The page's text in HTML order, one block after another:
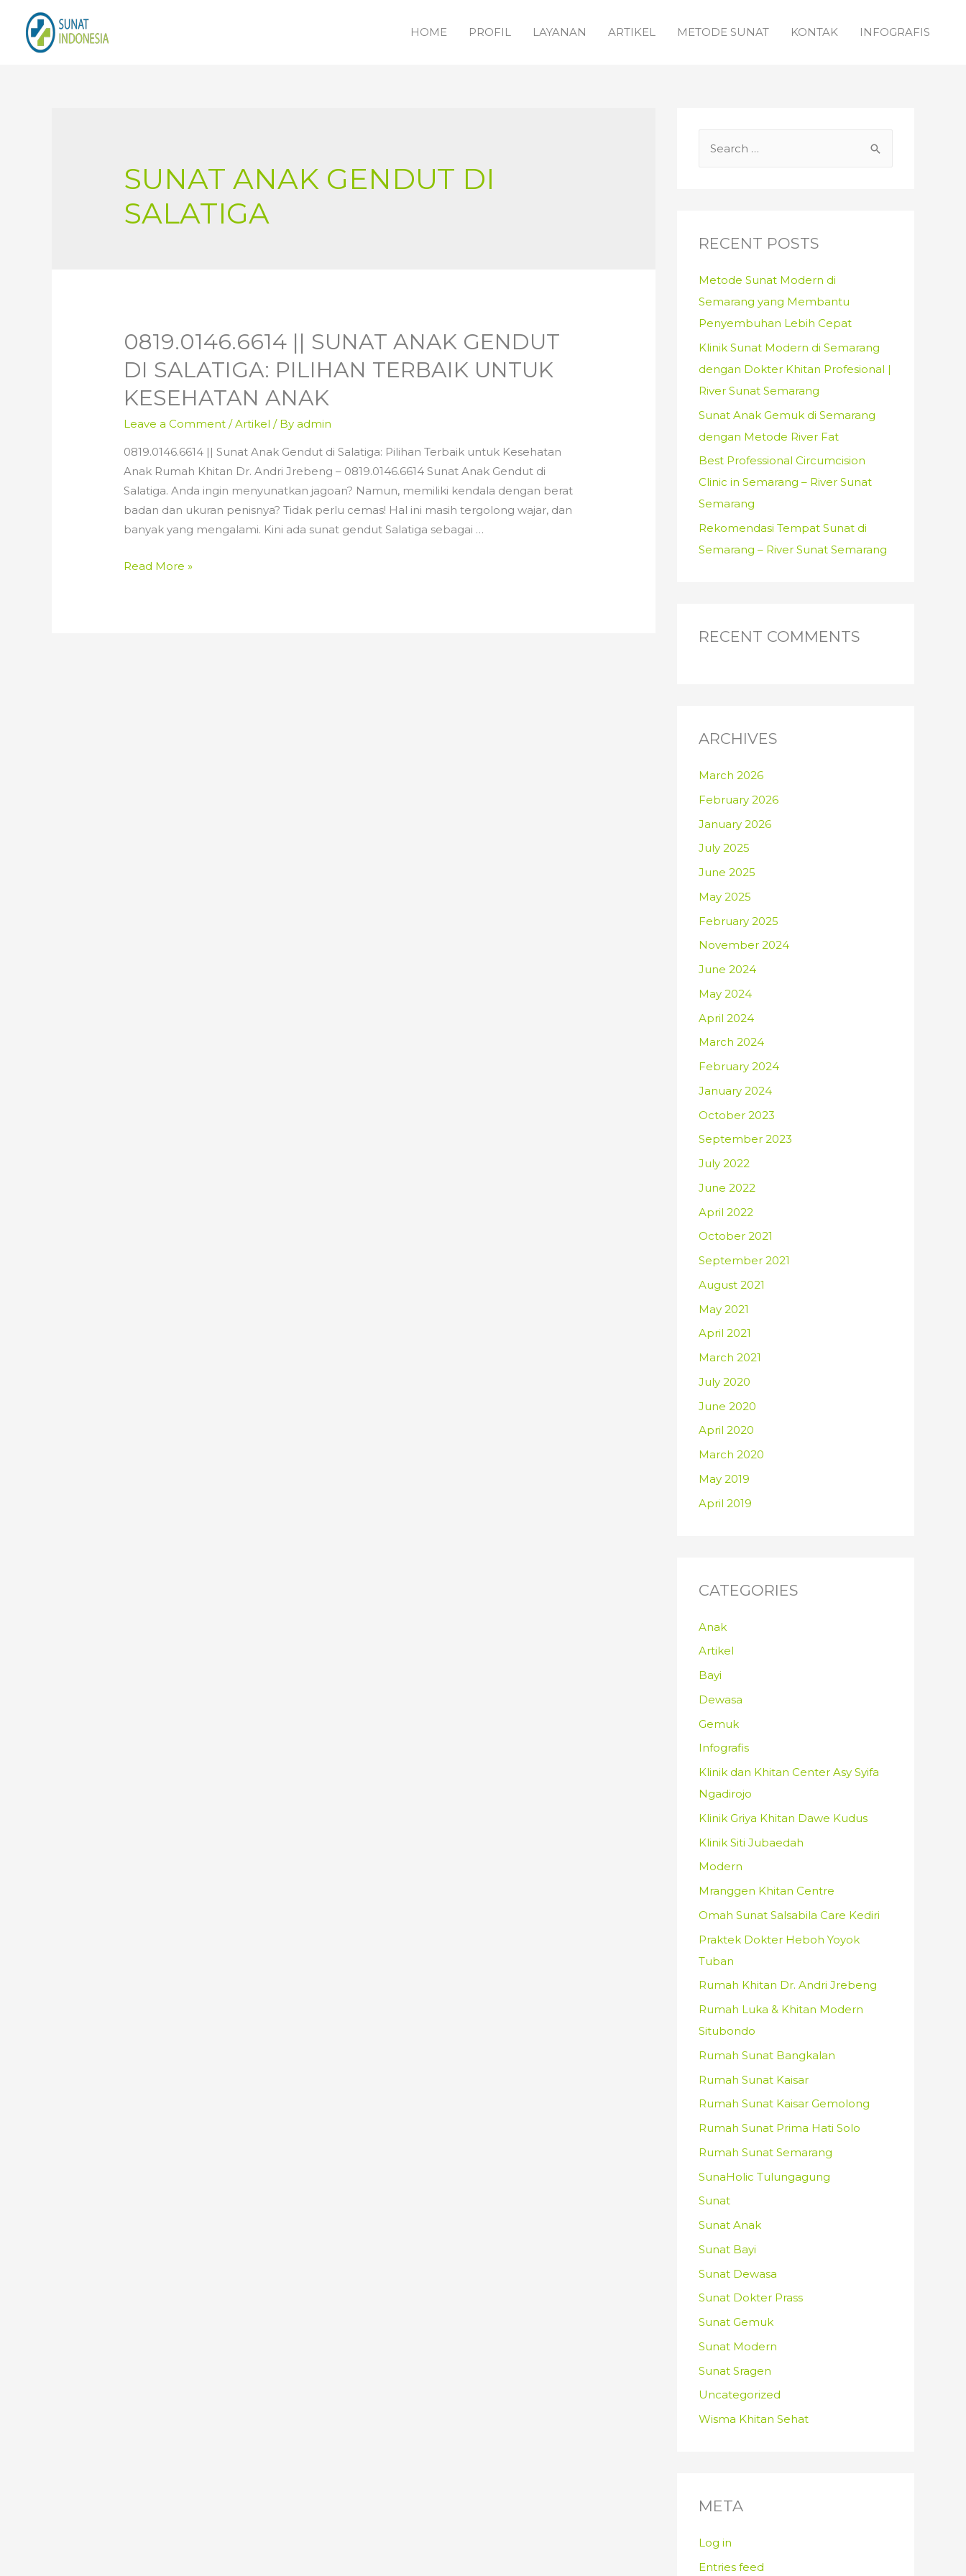
HOME PROFIL LAYANAN ARTIKEL METODE SUNAT KONTAK INFOGRAFIS
SUNAT ANAK GENDUT DI
SALATIGA
0819.0146.6614 || SUNAT ANAK GENDUT
DI SALATIGA: PILIHAN TERBAIK UNTUK
KESEHATAN ANAK
Leave a Comment /Artikel / Byadmin
0819.0146.6614 || Sunat Anak Gendut di Salatiga: Pilihan Terbaik untuk Kesehatan
Anak Rumah Khitan Dr. Andri Jrebeng – 0819.0146.6614 Sunat Anak Gendut di
Salatiga. Anda ingin menyunatkan jagoan? Namun, memiliki kendala dengan berat
badan dan ukuran penisnya? Tidak perlu cemas! Hal ini masih tergolong wajar, dan
banyak yang mengalami. Kini ada sunat gendut Salatiga sebagai …
0819.0146.6614
Read More »
h
RECENT POSTS
Metode Sunat Modern di
Semarang yang Membantu
Penyembuhan Lebih Cepat
Klinik Sunat Modern di Semarang
dengan Dokter Khitan Profesional |
River Sunat Semarang
Sunat Anak Gemuk di Semarang
dengan Metode River Fat
Best Professional Circumcision
Clinic in Semarang – River Sunat
Semarang
Rekomendasi Tempat Sunat di
Semarang – River Sunat Semarang
RECENT COMMENTS
ARCHIVES
March 2026
February 2026
January 2026
July 2025
June 2025
May 2025
February 2025
November 2024
June 2024
May 2024
April 2024
March 2024
February 2024
January 2024
October 2023
September 2023
July 2022
June 2022
April 2022
October 2021
September 2021
August 2021
May 2021
April 2021
March 2021
July 2020
June 2020
April 2020
March 2020
May 2019
April 2019
CATEGORIES
Anak
Artikel
Bayi
Dewasa
Gemuk
Infografis
Klinik dan Khitan Center Asy Syifa
Ngadirojo
Klinik Griya Khitan Dawe Kudus
Klinik Siti Jubaedah
Modern
Mranggen Khitan Centre
Omah Sunat Salsabila Care Kediri
Praktek Dokter Heboh Yoyok
Tuban
Rumah Khitan Dr. Andri Jrebeng
Rumah Luka & Khitan Modern
Situbondo
Rumah Sunat Bangkalan
Rumah Sunat Kaisar
Rumah Sunat Kaisar Gemolong
Rumah Sunat Prima Hati Solo
Rumah Sunat Semarang
SunaHolic Tulungagung
Sunat
Sunat Anak
Sunat Bayi
Sunat Dewasa
Sunat Dokter Prass
Sunat Gemuk
Sunat Modern
Sunat Sragen
Uncategorized
Wisma Khitan Sehat
META
Log in
Entries feed